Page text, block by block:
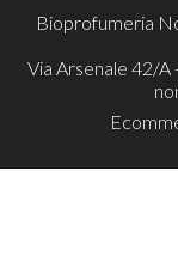
Bioprofumeria
Via Arsenale 42/A